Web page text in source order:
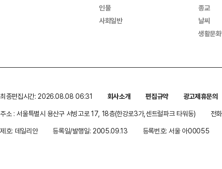
인물
사회일반
종교
날씨
생활문
최종편집시간: 2026.08.08 06:31 회사소개 편집규약
광고제휴문의
주소 : 서울특별시 용산구 서빙고로 17, 18층(한강로3가,센트럴파크 타워동)
전
제호: 데일리안
등록일/발행일: 2005.09.13 등록번호: 서울 아00055